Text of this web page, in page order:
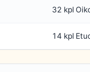
32 kpl
14 kpl